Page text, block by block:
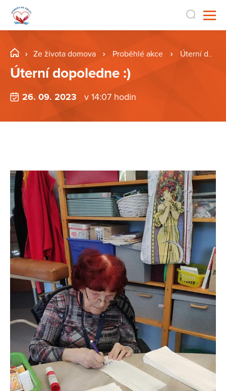
Ze života domova Proběhlé akce Úterní dopoledne :)
Úterní dopoledne :)
26. 09. 2023 v 14:07 hodin